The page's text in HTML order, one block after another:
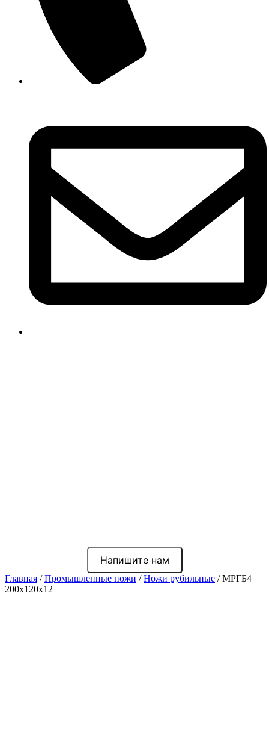
Напишите нам
Главная /Промышленные ножи /Ножи рубильные / МРГБ4
200x120x12